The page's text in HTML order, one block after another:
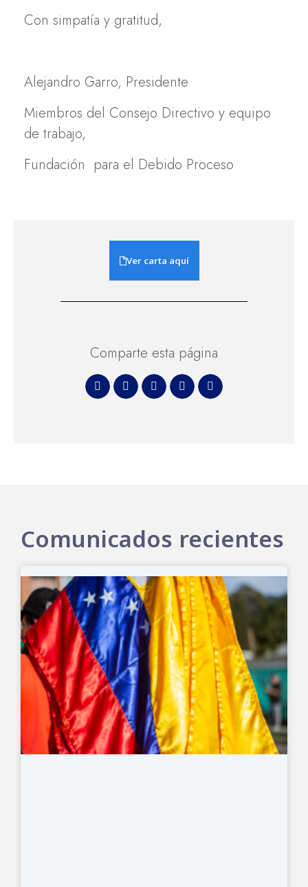
Con simpatía y gratitud,
Alejandro Garro, Presidente
Miembros del Consejo Directivo y equipo
de trabajo,
Fundación para el Debido Proceso
Ver carta aquí
Comparte esta página
Comunicados recientes